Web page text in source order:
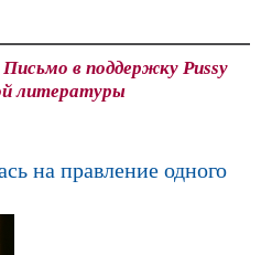
в поддержку Pussy
литературы
на правление одного